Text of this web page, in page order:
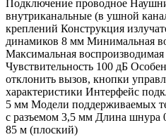
Подключение проводное
внутриканальные (в ушной
креплений Конструкция
динамиков 8 мм Минимальная
Максимальная воспроизводимая
Чувствительность 100 дБ
отклонить вызов, кнопки
характеристики Интерфейс
5 мм Модели поддерживаемых
с разъемом 3,5 мм Длина шнура
85 м (плоский)